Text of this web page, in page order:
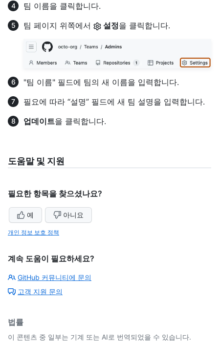
팀 이름을 클릭합니다.
팀 페이지 위쪽에서
설정을 클릭합니다.
"팀 이름" 필드에 팀의 새 이름을 입력합니다.
필요에 따라 “설명” 필드에 새 팀 설명을 입력합니다.
업데이트을 클릭합니다.
도움말 및 지원
필요한 항목을 찾으셨나요?
예 아니요
개인 정보 보호 정책
계속 도움이 필요하세요?
GitHub 커뮤니티에 문의
고객 지원 문의
법률
이 콘텐츠 중 일부는 기계 또는 AI로 번역되었을 수 있습니다.